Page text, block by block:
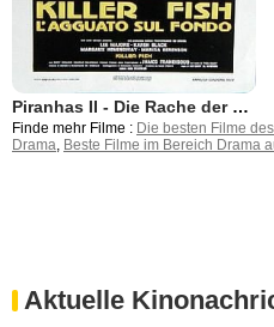
Piranhas II - Die Rache der Killerfische
Finde mehr Filme : Die besten Filme
Drama Beste Filme im Bereich Drama
Aktuelle